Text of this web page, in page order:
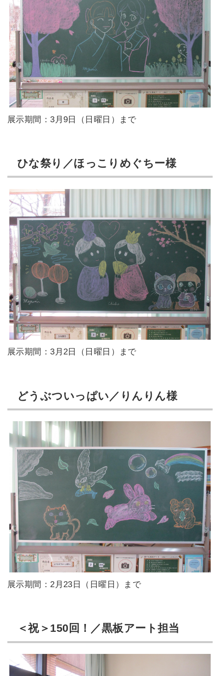
展示期間：3月9日（日曜日）まで
ひな祭り／ほっこりめぐちー様
展示期間：3月2日（日曜日）まで
どうぶついっぱい／りんりん様
展示期間：2月23日（日曜日）まで
＜祝＞150回！／黒板アート担当